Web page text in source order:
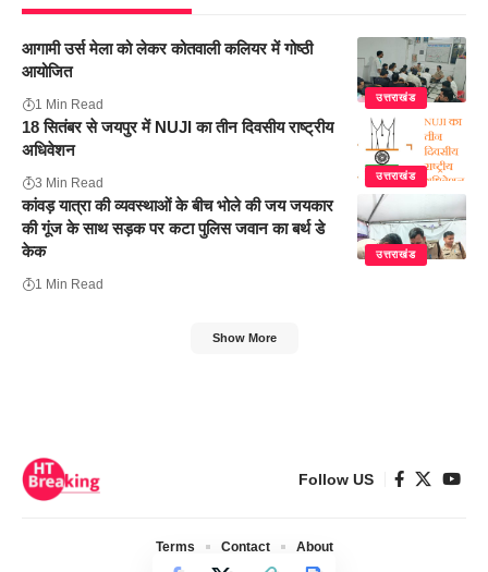
उत्तराखंड
आगामी उर्स मेला को लेकर कोतवाली कलियर में गोष्ठी
आयोजित
1 Min Read
उत्तराखंड
18 सितंबर से जयपुर में NUJI का तीन दिवसीय राष्ट्रीय
अधिवेशन
3 Min Read
उत्तराखंड
कांवड़ यात्रा की व्यवस्थाओं के बीच भोले की जय जयकार
की गूंज के साथ सड़क पर कटा पुलिस जवान का बर्थ डे
केक
1 Min Read
Show More
Follow US
Terms Contact About